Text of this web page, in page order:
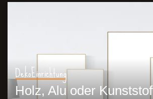
DekoEinrichtung
Holz, Alu oder